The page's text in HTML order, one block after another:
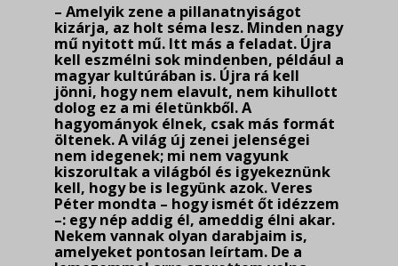
– Amelyik zene a pillanatnyiságot
kizárja, az holt séma lesz. Minden nagy
mű nyitott mű. Itt más a feladat. Újra
kell eszmélni sok mindenben, például a
magyar kultúrában is. Újra rá kell
jönni, hogy nem elavult, nem kihullott
dolog ez a mi életünkből. A
hagyományok élnek, csak más formát
öltenek. A világ új zenei jelenségei
nem idegenek; mi nem vagyunk
kiszorultak a világból és igyekeznünk
kell, hogy be is legyünk azok. Veres
Péter mondta – hogy ismét őt idézzem
–: egy nép addig él, ameddig élni akar.
Nekem vannak olyan darabjaim is,
amelyeket pontosan leírtam. De a